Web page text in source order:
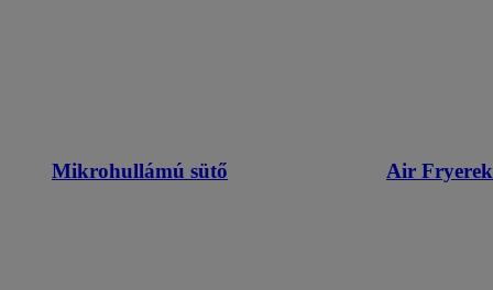
Mikrohullámú sütő Air Fryerek